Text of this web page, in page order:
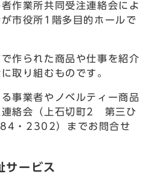
作業所共同受注連絡会によ
市役所1階多目的ホールで
作られた商品や仕事を紹介
取り組むものです。
事業者やノベルティー商品
連絡会（上石切町2 第三ひ
・2302）までお問合せ
ービス